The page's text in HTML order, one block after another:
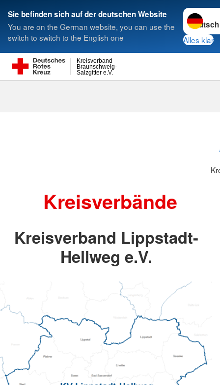
Sie befinden sich auf der deutschen Website
You are on the German website, you can use the
switch to switch to the English one
Sprache
Alles klar
Salzgitter e.V.
Braunschweig-
Kreisverband
Suche
Kreisverbände
Kreisverband Lippstadt-
Hellweg e.V.